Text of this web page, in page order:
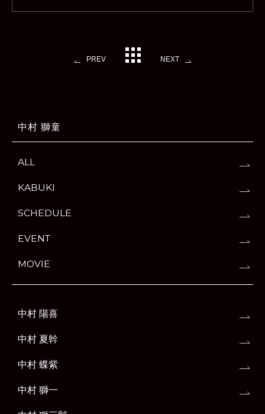
PREV NEXT
中村 獅童
ALL
KABUKI
SCHEDULE
EVENT
MOVIE
中村 陽喜
中村 夏幹
中村 蝶紫
中村 獅一